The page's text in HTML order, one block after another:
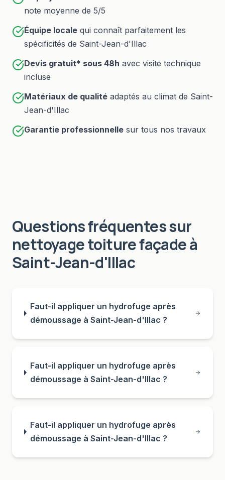
note moyenne de 5/5
Équipe locale qui connaît parfaitement les
spécificités de Saint-Jean-d'Illac
Devis gratuit* sous 48h avec visite technique
incluse
Matériaux de qualité adaptés au climat de Saint-
Jean-d'Illac
Garantie professionnelle sur tous nos travaux
Questions fréquentes sur
nettoyage toiture façadeà
Saint-Jean-d'Illac
Faut-il appliquer un hydrofuge après
démoussage à Saint-Jean-d'Illac ?
Faut-il appliquer un hydrofuge après
démoussage à Saint-Jean-d'Illac ?
Faut-il appliquer un hydrofuge après
démoussage à Saint-Jean-d'Illac ?